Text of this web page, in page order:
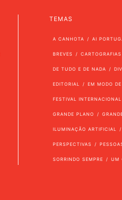
TEMAS
A CANHOTA AI
BREVES CARTOGRAFIAS
DE TUDO E DE NADA
EDITORIAL EM MODO
FESTIVAL
GRANDE PLANO
ILUMINAÇÃO ARTIFICIAL
PERSPECTIVAS
SORRINDO SEMPRE UM